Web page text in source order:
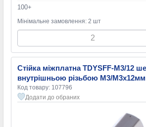
100+
Мінімальне замовлення: 2 шт
Стійка міжплатна TDYSFF-M3/12
внутрішньою різьбою М3/
Код товару: 107796
Додати до обраних